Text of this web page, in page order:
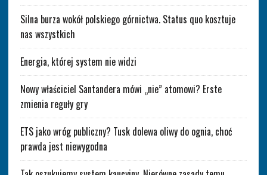
Silna burza wokół polskiego górnictwa. Status quo kosztuje
nas wszystkich
Energia, której system nie widzi
Nowy właściciel Santandera mówi „nie” atomowi? Erste
zmienia reguły gry
ETS jako wróg publiczny? Tusk dolewa oliwy do ognia, choć
prawda jest niewygodna